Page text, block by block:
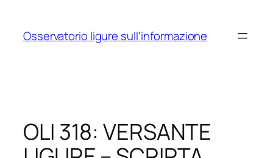
contenuto
Osservatorio ligure sull'informazione
OLI 318: VERSANTE